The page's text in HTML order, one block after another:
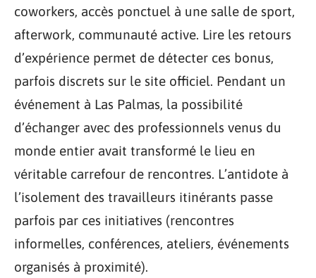
coworkers, accès ponctuel à une salle de sport,
afterwork, communauté active. Lire les retours
d’expérience permet de détecter ces bonus,
parfois discrets sur le site officiel. Pendant un
événement à Las Palmas, la possibilité
d’échanger avec des professionnels venus du
monde entier avait transformé le lieu en
véritable carrefour de rencontres. L’antidote à
l’isolement des travailleurs itinérants passe
parfois par ces initiatives (rencontres
informelles, conférences, ateliers, événements
organisés à proximité).